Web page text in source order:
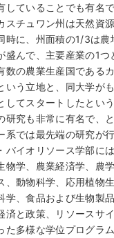
していることでも有名で
スチュワン州は天然資
時に、州面積の1/3は農
盛んで、主要産業の1つ
数の農業生産国である
いう立地と、同大学が
してスタートしたとい
研究も非常に有名で、
系では最先端の研究が
バイオリソース学部に
物学、農業経済学、農
、動物科学、応用植物
学、食品および生物製
済と政策、リソースサ
た多様な学位プログラ